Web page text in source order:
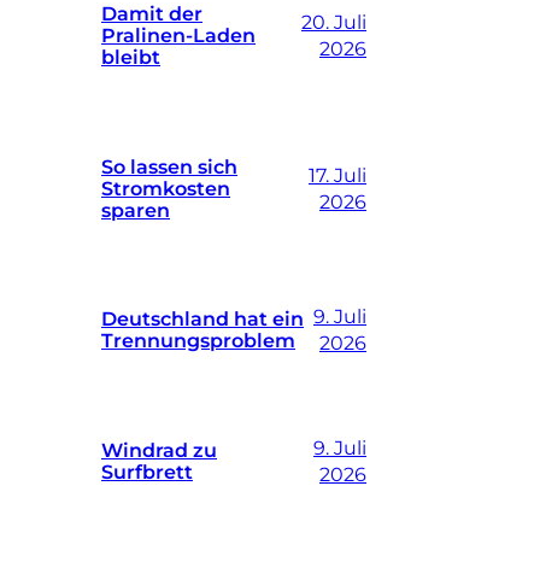
Damit der
Pralinen-Laden
bleibt
20. Juli
2026
So lassen sich
Stromkosten
sparen
17. Juli
2026
Deutschland hat ein
Trennungsproblem
9. Juli
2026
Windrad zu
Surfbrett
9. Juli
2026